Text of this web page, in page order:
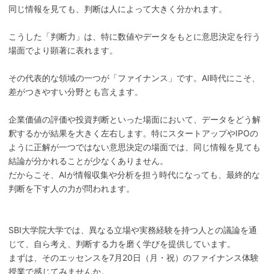
同じ情報を見ても、判断は人によって大きく分かれます。
こうした「判断力」は、特に数値やデータをもとに意思決定を行う
場面でより顕著に表れます。
その代表的な領域の一つが「ファイナンス」です。AI時代にこそ、
差がつきやすい分野とも言えます。
企業価値の評価や投資判断といった場面において、データをどう解
釈するかが結果を大きく左右します。特にスタートアップやIPOの
ように正解が一つではない意思決定の場面では、同じ情報を見ても
結論が分かれることが少なくありません。
だからこそ、AIが情報収集や分析を担う時代になっても、最終的な
判断を下す人の力が問われます。
SBI大学院大学では、異なる立場や実務経験を持つ人との議論を通
じて、自ら考え、判断する力を磨く学びを提供しています。
まずは、そのエッセンスを7月20日（月・祝）のファイナンス体験
授業で感じてみませんか。